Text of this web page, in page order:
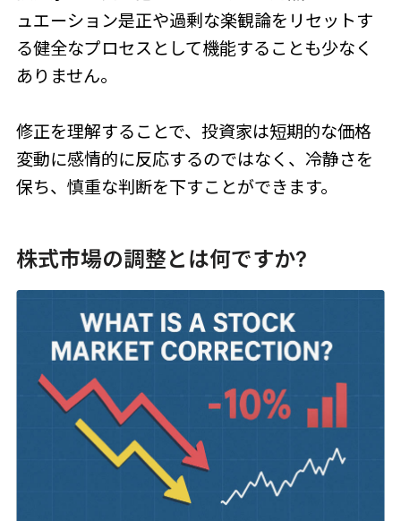
ュエーション是正や過剰な楽観論をリセットす
る健全なプロセスとして機能することも少なく
ありません。
修正を理解することで、投資家は短期的な価格
変動に感情的に反応するのではなく、冷静さを
保ち、慎重な判断を下すことができます。
株式市場の調整とは何ですか?